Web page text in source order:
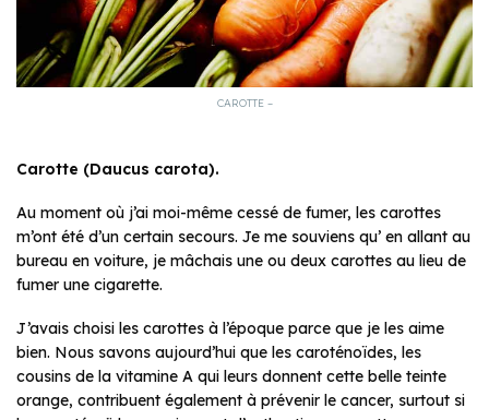
CAROTTE –
Carotte (Daucus carota).
Au moment où j’ai moi-même cessé de fumer, les carottes
m’ont été d’un certain secours. Je me souviens qu’ en allant au
bureau en voiture, je mâchais une ou deux carottes au lieu de
fumer une cigarette.
J’avais choisi les carottes à l’époque parce que je les aime
bien. Nous savons aujourd’hui que les caroténoïdes, les
cousins de la vitamine A qui leurs donnent cette belle teinte
orange, contribuent également à prévenir le cancer, surtout si